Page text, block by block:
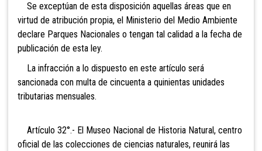
Se exceptúan de esta disposición aquellas áreas que en
virtud de atribución propia, el Ministerio del Medio Ambiente
declare Parques Nacionales o tengan tal calidad a la fecha de
publicación de esta ley.
La infracción a lo dispuesto en este artículo será
sancionada con multa de cincuenta a quinientas unidades
tributarias mensuales.
Artículo 32°.- El Museo Nacional de Historia Natural, centro
oficial de las colecciones de ciencias naturales, reunirá las